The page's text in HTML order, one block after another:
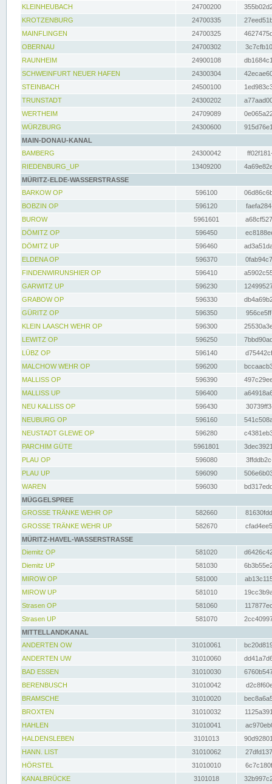
KLEINHEUBACH 24700200
KROTZENBURG
24700335
MAINFLINGEN
24700325
OBERNAU
24700302
RAUNHEIM
24900108
SCHWEINFURT NEUER HAFEN
24300304
STEINBACH
24500100
TRUNSTADT
24300202
WERTHEIM
24709089
WÜRZBURG
24300600
MAIN-DONAU-KANAL
BAMBERG
24300042
RIEDENBURG_UP
13409200
MÜRITZ-ELDE-WASSERSTRASSE
BARKOW OP
596100
BOBZIN OP
596120
BUROW
5961601
DÖMITZ OP
596450
DÖMITZ UP
596460
ELDENA OP
596370
FINDENWIRUNSHIER OP
596410
GARWITZ UP
596230
GRABOW OP
596330
GÜRITZ OP
596350
KLEIN LAASCH WEHR OP
596300
LEWITZ OP
596250
LÜBZ OP
596140
MALCHOW WEHR OP
596200
MALLISS OP
596390
MALLISS UP
596400
NEU KALLISS OP
596430
NEUBURG OP
596160
NEUSTADT GLEWE OP
596280
PARCHIM GÜTE
5961801
PLAU OP
596080
PLAU UP
596090
WAREN
596030
MÜGGELSPREE
GROSSE TRÄNKE WEHR OP
582660
GROSSE TRÄNKE WEHR UP
582670
MÜRITZ-HAVEL-WASSERSTRASSE
Diemitz OP
581020
Diemitz UP
581030
MIROW OP
581000
MIROW UP
581010
Strasen OP
581060
Strasen UP
581070
MITTELLANDKANAL
ANDERTEN OW
31010061
ANDERTEN UW
31010060
BAD ESSEN
31010030
BERENBUSCH
31010042
BRAMSCHE
31010020
BROXTEN
31010032
HAHLEN
31010041
HALDENSLEBEN
3101013
HANN. LIST
31010062
HÖRSTEL
31010010
KANALBRÜCKE
3101018